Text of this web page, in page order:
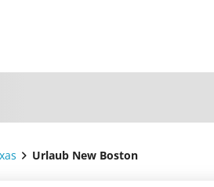
Urlaub New Boston